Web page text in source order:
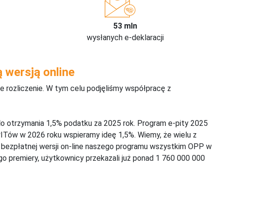
53 mln
wysłanych e-deklaracji
wersją online
rozliczenie. W tym celu podjęliśmy współpracę z
otrzymania 1,5% podatku za 2025 rok. Program e-pity 2025
w 2026 roku wspieramy ideę 1,5%. Wiemy, że wielu z
wersji on-line naszego programu wszystkim OPP w
premiery, użytkownicy przekazali już ponad 1 760 000 000